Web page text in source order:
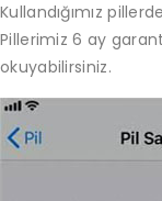
Kullandığımız
Pillerimiz 6 ay
okuyabilirsiniz.